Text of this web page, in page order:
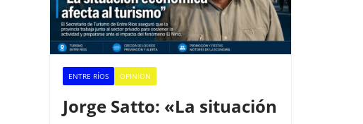
ENTRE RÍOS OPINION
Jorge Satto: «La situación